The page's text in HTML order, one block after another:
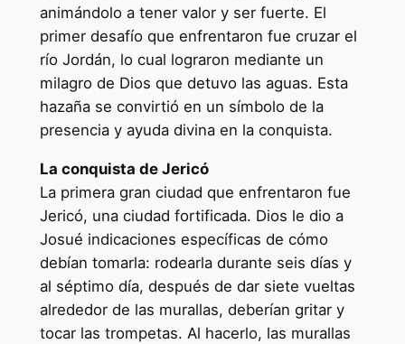
animándolo a tener valor y ser fuerte. El
primer desafío que enfrentaron fue cruzar el
río Jordán, lo cual lograron mediante un
milagro de Dios que detuvo las aguas. Esta
hazaña se convirtió en un símbolo de la
presencia y ayuda divina en la conquista.
La conquista de Jericó
La primera gran ciudad que enfrentaron fue
Jericó, una ciudad fortificada. Dios le dio a
Josué indicaciones específicas de cómo
debían tomarla: rodearla durante seis días y
al séptimo día, después de dar siete vueltas
alrededor de las murallas, deberían gritar y
tocar las trompetas. Al hacerlo, las murallas